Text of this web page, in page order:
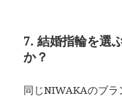
7. 結婚指輪を選
か？
同じNIWAKAのブラ